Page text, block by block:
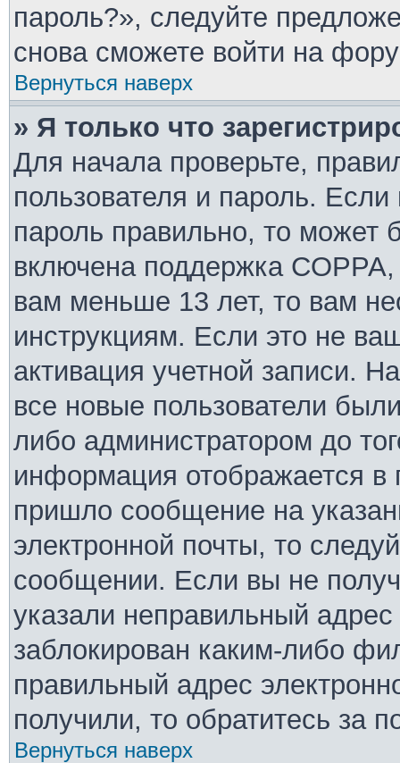
пароль?», следуйте
снова сможете войти на
Вернуться наверх
» Я только что
Для начала проверьте,
пользователя и пароль.
пароль правильно, то может
включена поддержка
вам меньше 13 лет, то вам
инструкциям. Если это не
активация учетной записи.
все новые пользователи
либо администратором до
информация отображается в
пришло сообщение на
электронной почты, то
сообщении. Если вы не
указали неправильный
заблокирован каким-либо
правильный адрес
получили, то обратитесь за
Вернуться наверх